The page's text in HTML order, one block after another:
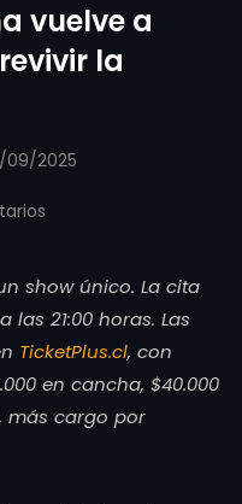
vuelve a
la
09/2025
show único. La cita
las 21:00 horas. Las
TicketPlus.cl, con
en cancha, $40.000
más cargo por